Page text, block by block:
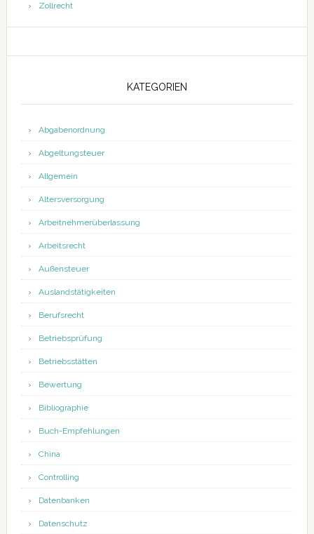
Zollrecht
KATEGORIEN
Abgabenordnung
Abgeltungsteuer
Allgemein
Altersversorgung
Arbeitnehmerüberlassung
Arbeitsrecht
Außensteuer
Auslandstätigkeiten
Berufsrecht
Betriebsprüfung
Betriebsstätten
Bewertung
Bibliographie
Buch-Empfehlungen
China
Controlling
Datenbanken
Datenschutz